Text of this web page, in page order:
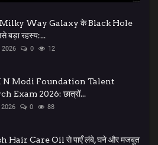
Milky Way Galaxy के Black Hole
बड़ा रहस्य:...
2026 0 12
N Modi Foundation Talent
Exam 2026: छात्रों...
0 88
Hair Care Oil से पाएँ लंबे, घने और मजबूत